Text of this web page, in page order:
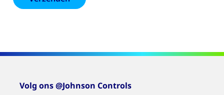
Volg ons @Johnson Controls